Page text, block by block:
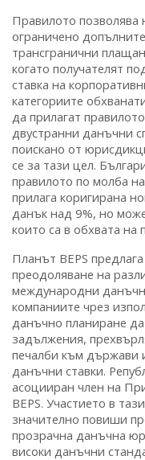
Правилото позволява
ограничено
трансгранични
когато получателят
ставка на
категориите
да прилагат
двустранни данъчни
поискано от
се за тази цел.
правилото по молба
прилага коригирана
данък над 9%, но
които са в обхвата на
Планът BEPS
преодоляване на
международни
компаниите чрез
данъчно планиране
задължения,
печалби към държави
данъчни ставки.
асоцииран член на
BEPS. Участието в
значително повиши
прозрачна данъчна
високи данъчни